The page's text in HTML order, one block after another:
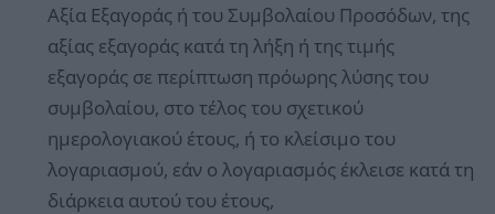
Αξία Εξαγοράς ή του Συμβολαίου Προσόδων, της
αξίας εξαγοράς κατά τη λήξη ή της τιμής
εξαγοράς σε περίπτωση πρόωρης λύσης του
συμβολαίου, στο τέλος του σχετικού
ημερολογιακού έτους, ή το κλείσιμο του
λογαριασμού, εάν ο λογαριασμός έκλεισε κατά τη
διάρκεια αυτού του έτους,